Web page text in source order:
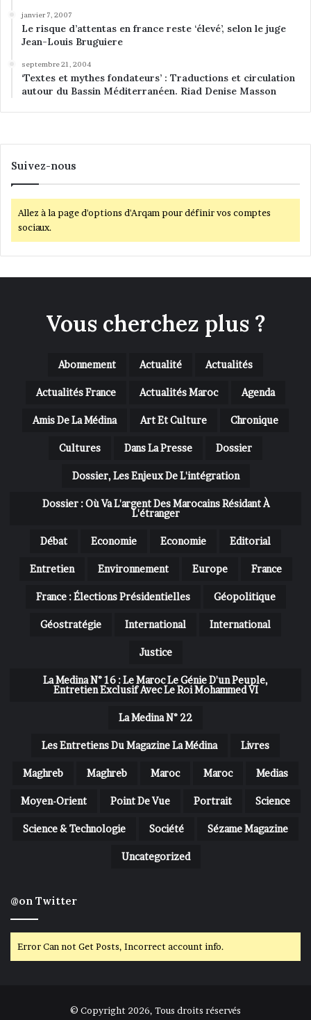
janvier 7, 2007
Le risque d’attentas en france reste ‘élevé’, selon le juge
Jean-Louis Bruguiere
septembre 21, 2004
‘Textes et mythes fondateurs’ : Traductions et circulation
autour du Bassin Méditerranéen. Riad Denise Masson
Suivez-nous
Allez à la page d'options d'Arqam pour définir vos comptes
sociaux.
Vous cherchez plus ?
Abonnement Actualité Actualités
Actualités France Actualités Maroc Agenda
Amis De La Médina Art Et Culture Chronique
Cultures Dans La Presse Dossier
Dossier, Les Enjeux De L'intégration
Dossier : Où Va L'argent Des Marocains Résidant À
L'étranger
Débat Economie Economie Editorial
Entretien Environnement Europe France
France : Élections Présidentielles Géopolitique
Géostratégie International International
Justice
La Medina N° 16 : Le Maroc Le Génie D'un Peuple,
Entretien Exclusif Avec Le Roi Mohammed VI
La Medina N° 22
Les Entretiens Du Magazine La Médina Livres
Maghreb Maghreb Maroc Maroc Medias
Moyen-Orient Point De Vue Portrait Science
Science & Technologie Société Sézame Magazine
Uncategorized
@on Twitter
Error Can not Get Posts, Incorrect account info.
© Copyright 2026, Tous droits réservés